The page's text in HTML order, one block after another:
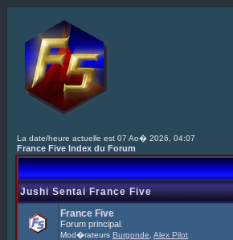
La date/heure actuelle est 07 Ao� 2026, 04:07
France Five Index du Forum
Jushi Sentai France Five
France Five
Forum principal.
Mod�rateurs Burgonde Alex Pilot